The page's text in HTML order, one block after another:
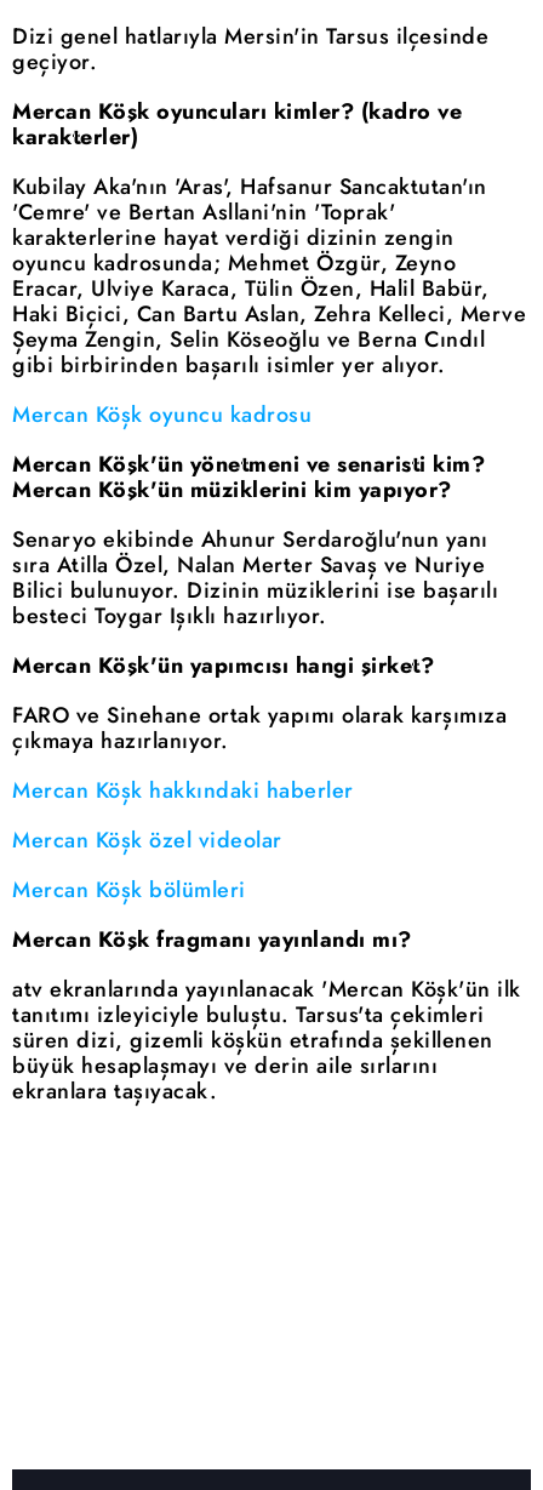
Dizi genel hatlarıyla Mersin'in Tarsus ilçesinde
geçiyor.
Mercan Köşk oyuncuları kimler? (kadro ve
karakterler)
Kubilay Aka'nın 'Aras', Hafsanur Sancaktutan'ın
'Cemre' ve Bertan Asllani'nin 'Toprak'
karakterlerine hayat verdiği dizinin zengin
oyuncu kadrosunda; Mehmet Özgür, Zeyno
Eracar, Ulviye Karaca, Tülin Özen, Halil Babür,
Haki Biçici, Can Bartu Aslan, Zehra Kelleci, Merve
Şeyma Zengin, Selin Köseoğlu ve Berna Cındıl
gibi birbirinden başarılı isimler yer alıyor.
Mercan Köşk oyuncu kadrosu
Mercan Köşk'ün yönetmeni ve senaristi kim?
Mercan Köşk'ün müziklerini kim yapıyor?
Senaryo ekibinde Ahunur Serdaroğlu'nun yanı
sıra Atilla Özel, Nalan Merter Savaş ve Nuriye
Bilici bulunuyor. Dizinin müziklerini ise başarılı
besteci Toygar Işıklı hazırlıyor.
Mercan Köşk'ün yapımcısı hangi şirket?
FARO ve Sinehane ortak yapımı olarak karşımıza
çıkmaya hazırlanıyor.
Mercan Köşk hakkındaki haberler
Mercan Köşk özel videolar
Mercan Köşk bölümleri
Mercan Köşk fragmanı yayınlandı mı?
atv ekranlarında yayınlanacak 'Mercan Köşk'ün ilk
tanıtımı izleyiciyle buluştu. Tarsus'ta çekimleri
süren dizi, gizemli köşkün etrafında şekillenen
büyük hesaplaşmayı ve derin aile sırlarını
ekranlara taşıyacak.